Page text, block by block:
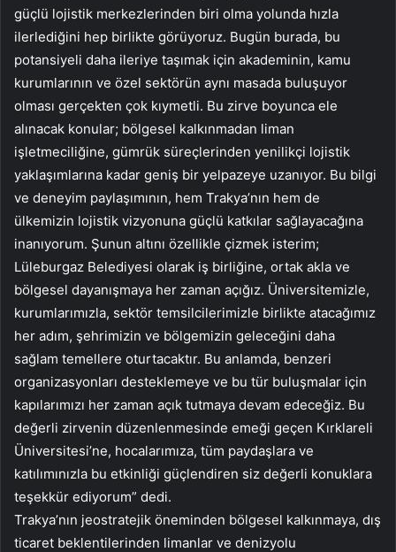
güçlü lojistik merkezlerinden biri olma yolunda hızla
ilerlediğini hep birlikte görüyoruz. Bugün burada, bu
potansiyeli daha ileriye taşımak için akademinin, kamu
kurumlarının ve özel sektörün aynı masada buluşuyor
olması gerçekten çok kıymetli. Bu zirve boyunca ele
alınacak konular; bölgesel kalkınmadan liman
işletmeciliğine, gümrük süreçlerinden yenilikçi lojistik
yaklaşımlarına kadar geniş bir yelpazeye uzanıyor. Bu bilgi
ve deneyim paylaşımının, hem Trakya’nın hem de
ülkemizin lojistik vizyonuna güçlü katkılar sağlayacağına
inanıyorum. Şunun altını özellikle çizmek isterim;
Lüleburgaz Belediyesi olarak iş birliğine, ortak akla ve
bölgesel dayanışmaya her zaman açığız. Üniversitemizle,
kurumlarımızla, sektör temsilcilerimizle birlikte atacağımız
her adım, şehrimizin ve bölgemizin geleceğini daha
sağlam temellere oturtacaktır. Bu anlamda, benzeri
organizasyonları desteklemeye ve bu tür buluşmalar için
kapılarımızı her zaman açık tutmaya devam edeceğiz. Bu
değerli zirvenin düzenlenmesinde emeği geçen Kırklareli
Üniversitesi’ne, hocalarımıza, tüm paydaşlara ve
katılımınızla bu etkinliği güçlendiren siz değerli konuklara
teşekkür ediyorum” dedi.
Trakya’nın jeostratejik öneminden bölgesel kalkınmaya, dış
ticaret beklentilerinden limanlar ve denizyolu